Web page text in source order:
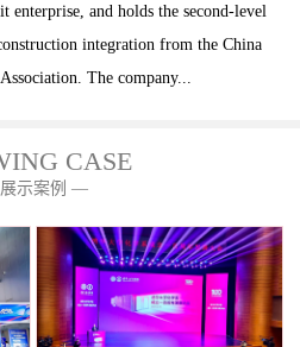
and holds the second-level
integration from the China
The company...
CASE
示案例 —